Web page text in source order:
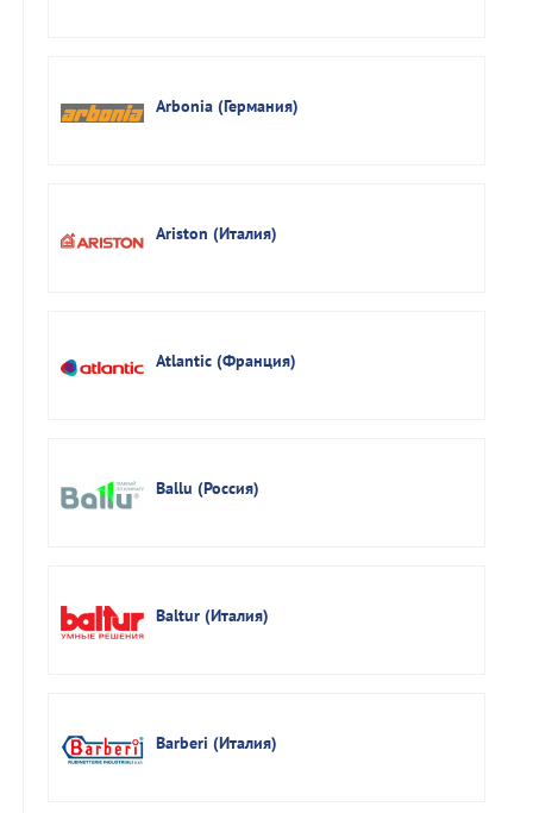
Arbonia (Германия)
Ariston (Италия)
Atlantic (Франция)
Ballu (Россия)
Baltur (Италия)
Barberi (Италия)